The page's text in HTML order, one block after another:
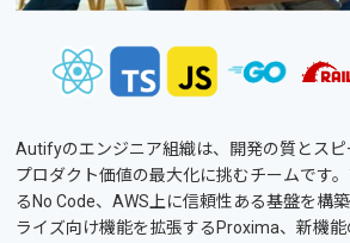
Autifyのエンジニア組織は、開発の質とスピ
プロダクト価値の最大化に挑むチームです
るNo Code、AWS上に信頼性ある基盤を構
ライズ向け機能を拡張するProxima、新機能